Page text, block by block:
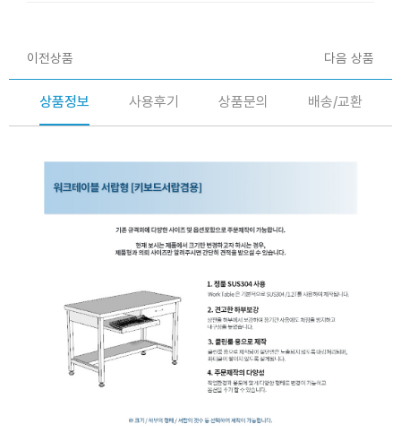
이전상품 다음 상품
상품정보 사용후기 상품문의 배송/교환